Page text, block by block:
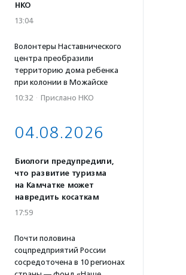
НКО
13:04
Волонтеры Наставнического
центра преобразили
территорию дома ребенка
при колонии в Можайске
10:32 · Прислано НКО
04.08.2026
Биологи предупредили,
что развитие туризма
на Камчатке может
навредить косаткам
17:59
Почти половина
соцпредприятий России
сосредоточена в 10 регионах